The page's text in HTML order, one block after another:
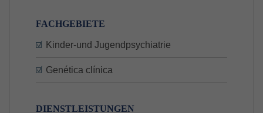
FACHGEBIETE
Kinder-und Jugendpsychiatrie
Genética clínica
DIENSTLEISTUNGEN